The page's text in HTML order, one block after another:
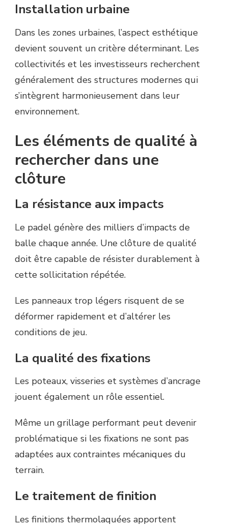
Installation urbaine
Dans les zones urbaines, l’aspect esthétique
devient souvent un critère déterminant. Les
collectivités et les investisseurs recherchent
généralement des structures modernes qui
s’intègrent harmonieusement dans leur
environnement.
Les éléments de qualité à
rechercher dans une
clôture
La résistance aux impacts
Le padel génère des milliers d’impacts de
balle chaque année. Une clôture de qualité
doit être capable de résister durablement à
cette sollicitation répétée.
Les panneaux trop légers risquent de se
déformer rapidement et d’altérer les
conditions de jeu.
La qualité des fixations
Les poteaux, visseries et systèmes d’ancrage
jouent également un rôle essentiel.
Même un grillage performant peut devenir
problématique si les fixations ne sont pas
adaptées aux contraintes mécaniques du
terrain.
Le traitement de finition
Les finitions thermolaquées apportent